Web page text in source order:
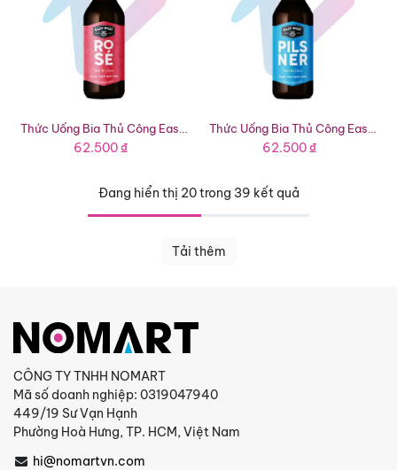
62.500₫ 62.500₫
Đang hiển thị 20 trong 39 kết quả
Tải thêm
CÔNG TY TNHH NOMART
Mã số doanh nghiệp: 0319047940
449/19 Sư Vạn Hạnh
Phường Hoà Hưng, TP. HCM, Việt Nam
hi@nomartvn.com